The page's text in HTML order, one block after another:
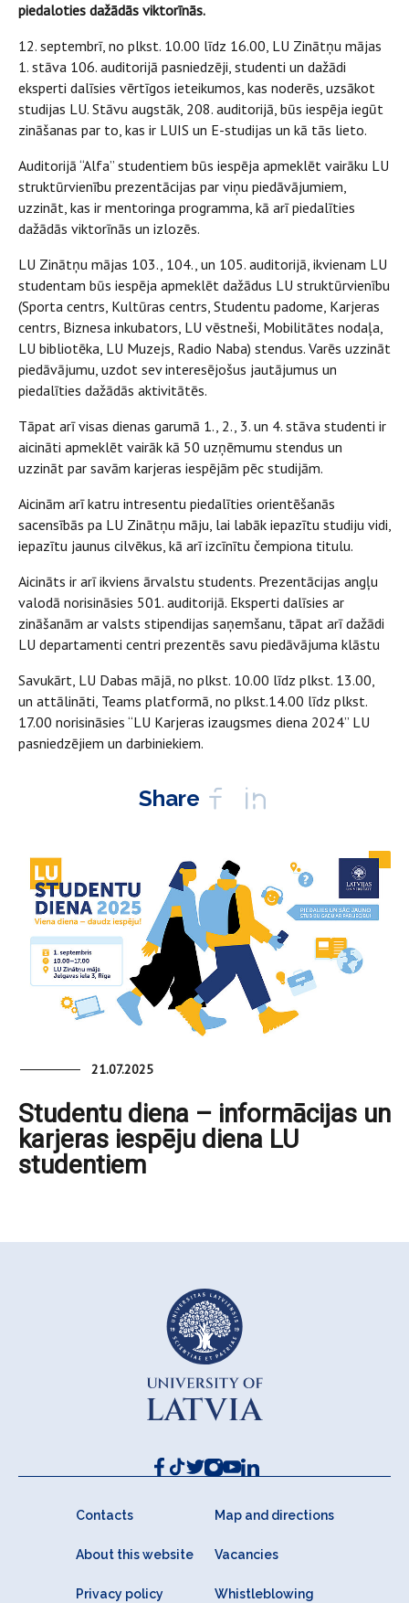
piedaloties dažādās viktorīnās.
12. septembrī, no plkst. 10.00 līdz 16.00, LU Zinātņu mājas
1. stāva 106. auditorijā pasniedzēji, studenti un dažādi
eksperti dalīsies vērtīgos ieteikumos, kas noderēs, uzsākot
studijas LU. Stāvu augstāk, 208. auditorijā, būs iespēja iegūt
zināšanas par to, kas ir LUIS un E-studijas un kā tās lieto.
Auditorijā “Alfa” studentiem būs iespēja apmeklēt vairāku LU
struktūrvienību prezentācijas par viņu piedāvājumiem,
uzzināt, kas ir mentoringa programma, kā arī piedalīties
dažādās viktorīnās un izlozēs.
LU Zinātņu mājas 103., 104., un 105. auditorijā, ikvienam LU
studentam būs iespēja apmeklēt dažādus LU struktūrvienību
(Sporta centrs, Kultūras centrs, Studentu padome, Karjeras
centrs, Biznesa inkubators, LU vēstneši, Mobilitātes nodaļa,
LU bibliotēka, LU Muzejs, Radio Naba) stendus. Varēs uzzināt
piedāvājumu, uzdot sev interesējošus jautājumus un
piedalīties dažādās aktivitātēs.
Tāpat arī visas dienas garumā 1., 2., 3. un 4. stāva studenti ir
aicināti apmeklēt vairāk kā 50 uzņēmumu stendus un
uzzināt par savām karjeras iespējām pēc studijām.
Aicinām arī katru intresentu piedalīties orientēšanās
sacensībās pa LU Zinātņu māju, lai labāk iepazītu studiju vidi,
iepazītu jaunus cilvēkus, kā arī izcīnītu čempiona titulu.
Aicināts ir arī ikviens ārvalstu students. Prezentācijas angļu
valodā norisināsies 501. auditorijā. Eksperti dalīsies ar
zināšanām ar valsts stipendijas saņemšanu, tāpat arī dažādi
LU departamenti centri prezentēs savu piedāvājuma klāstu
Savukārt, LU Dabas mājā, no plkst. 10.00 līdz plkst. 13.00,
un attālināti, Teams platformā, no plkst.14.00 līdz plkst.
17.00 norisināsies “LU Karjeras izaugsmes diena 2024” LU
pasniedzējiem un darbiniekiem.
Share
21.07.2025
Studentu diena – informācijas un
karjeras iespēju diena LU
studentiem
Contacts Map and directions
About this website Vacancies
Privacy policy Whistleblowing